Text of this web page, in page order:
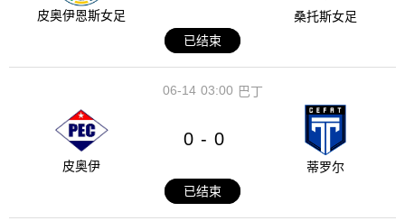
皮奥伊恩斯女足
桑托斯女足
已结束
03:00
06-14 巴丁
皮奥伊
0 - 0
蒂罗尔
已结束